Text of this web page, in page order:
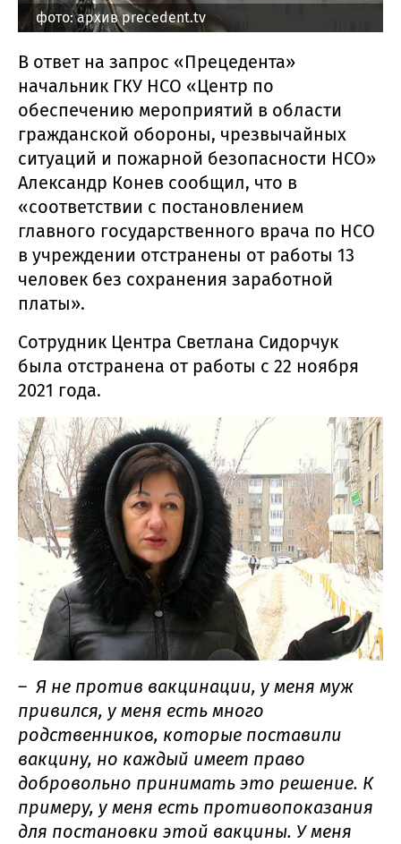
фото: архив precedent.tv
В ответ на запрос «Прецедента»
начальник ГКУ НСО «Центр по
обеспечению мероприятий в области
гражданской обороны, чрезвычайных
ситуаций и пожарной безопасности НСО»
Александр Конев сообщил, что в
«соответствии с постановлением
главного государственного врача по НСО
в учреждении отстранены от работы 13
человек без сохранения заработной
платы».
Сотрудник Центра Светлана Сидорчук
была отстранена от работы с 22 ноября
2021 года.
– Я не против вакцинации, у меня муж
привился, у меня есть много
родственников, которые поставили
вакцину, но каждый имеет право
добровольно принимать это решение. К
примеру, у меня есть противопоказания
для постановки этой вакцины. У меня